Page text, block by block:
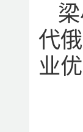
代
业